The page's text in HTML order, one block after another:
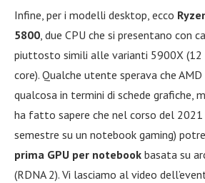
Infine, per i modelli desktop, ecco
5800, due CPU che si presentano con
piuttosto simili alle varianti 5900X (12
core). Qualche utente sperava che
qualcosa in termini di schede grafiche,
ha fatto sapere che nel corso del
semestre su un notebook gaming)
prima GPU per notebook basata su
(RDNA 2). Vi lasciamo al video